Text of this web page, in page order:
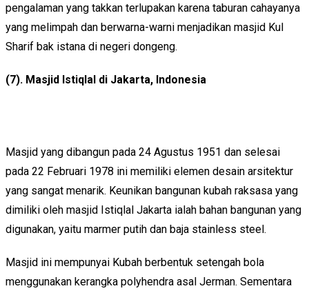
pengalaman yang takkan terlupakan karena taburan cahayanya
yang melimpah dan berwarna-warni menjadikan masjid Kul
Sharif bak istana di negeri dongeng.
(7). Masjid Istiqlal di Jakarta, Indonesia
Masjid yang dibangun pada 24 Agustus 1951 dan selesai
pada 22 Februari 1978 ini memiliki elemen desain arsitektur
yang sangat menarik. Keunikan bangunan kubah raksasa yang
dimiliki oleh masjid Istiqlal Jakarta ialah bahan bangunan yang
digunakan, yaitu marmer putih dan baja stainless steel.
Masjid ini mempunyai Kubah berbentuk setengah bola
menggunakan kerangka polyhendra asal Jerman. Sementara